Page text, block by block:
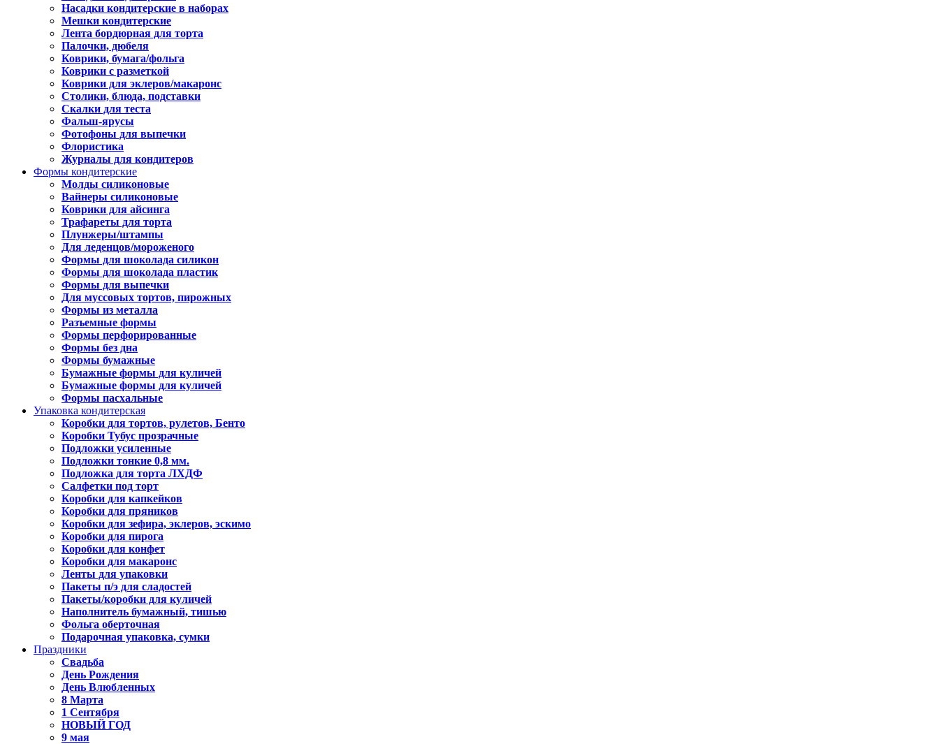
Насадки кондитерские в наборах
Мешки кондитерские
Лента бордюрная для торта
Палочки, дюбеля
Коврики, бумага/фольга
Коврики с разметкой
Коврики для эклеров/макаронс
Столики, блюда, подставки
Скалки для теста
Фальш-ярусы
Фотофоны для выпечки
Флористика
Журналы для кондитеров
Формы кондитерские
Молды силиконовые
Вайнеры силиконовые
Коврики для айсинга
Трафареты для торта
Плунжеры/штампы
Для леденцов/мороженого
Формы для шоколада силикон
Формы для шоколада пластик
Формы для выпечки
Для муссовых тортов, пирожных
Формы из металла
Разъемные формы
Формы перфорированные
Формы без дна
Формы бумажные
Бумажные формы для куличей
Бумажные формы для куличей
Формы пасхальные
Упаковка кондитерская
Коробки для тортов, рулетов, Бенто
Коробки Тубус прозрачные
Подложки усиленные
Подложки тонкие 0,8 мм.
Подложка для торта ЛХДФ
Салфетки под торт
Коробки для капкейков
Коробки для пряников
Коробки для зефира, эклеров, эскимо
Коробки для пирога
Коробки для конфет
Коробки для макаронс
Ленты для упаковки
Пакеты п/э для сладостей
Пакеты/коробки для куличей
Наполнитель бумажный, тишью
Фольга оберточная
Подарочная упаковка, сумки
Праздники
Свадьба
День Рождения
День Влюбленных
8 Марта
1 Сентября
НОВЫЙ ГОД
9 мая